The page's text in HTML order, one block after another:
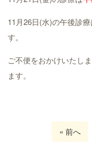
11月26日(水)の午後診療
す。
ご不便をおかけいたし
ます。
« 前へ